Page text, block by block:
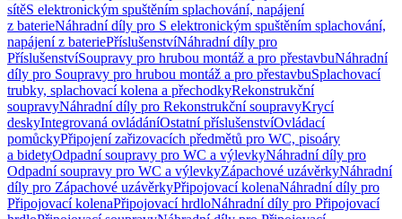
sítěS elektronickým spuštěním splachování, napájení
z baterieNáhradní díly pro S elektronickým spuštěním splachování,
napájení z bateriePříslušenstvíNáhradní díly pro
PříslušenstvíSoupravy pro hrubou montáž a pro přestavbuNáhradní
díly pro Soupravy pro hrubou montáž a pro přestavbuSplachovací
trubky, splachovací kolena a přechodkyRekonstrukční
soupravyNáhradní díly pro Rekonstrukční soupravyKrycí
deskyIntegrovaná ovládáníOstatní příslušenstvíOvládací
pomůckyPřipojení zařizovacích předmětů pro WC, pisoáry
a bidetyOdpadní soupravy pro WC a výlevkyNáhradní díly pro
Odpadní soupravy pro WC a výlevkyZápachové uzávěrkyNáhradní
díly pro Zápachové uzávěrkyPřipojovací kolenaNáhradní díly pro
Připojovací kolenaPřipojovací hrdloNáhradní díly pro Připojovací